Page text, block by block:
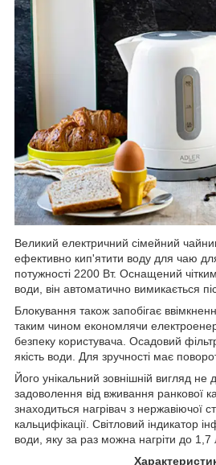
Великий електричний сімейний
ефективно кип'ятити воду для чаю
потужності 2200 Вт. Оснащений
води, він автоматично вимикається
Блокування також запобігає
таким чином економлячи
безпеку користувача. Осадовий
якість води. Для зручності має
Його унікальний зовнішній вигляд не
задоволення від вживання ранкової
знаходиться нагрівач з нержавіючої
кальцифікації. Світловий індикатор
води, яку за раз можна нагріти до 1,7